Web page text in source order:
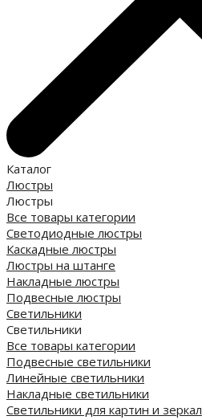
Каталог
Люстры
Люстры
Все товары категории
Светодиодные люстры
Каскадные люстры
Люстры на штанге
Накладные люстры
Подвесные люстры
Светильники
Светильники
Все товары категории
Подвесные светильники
Линейные светильники
Накладные светильники
Светильники для картин и зеркал